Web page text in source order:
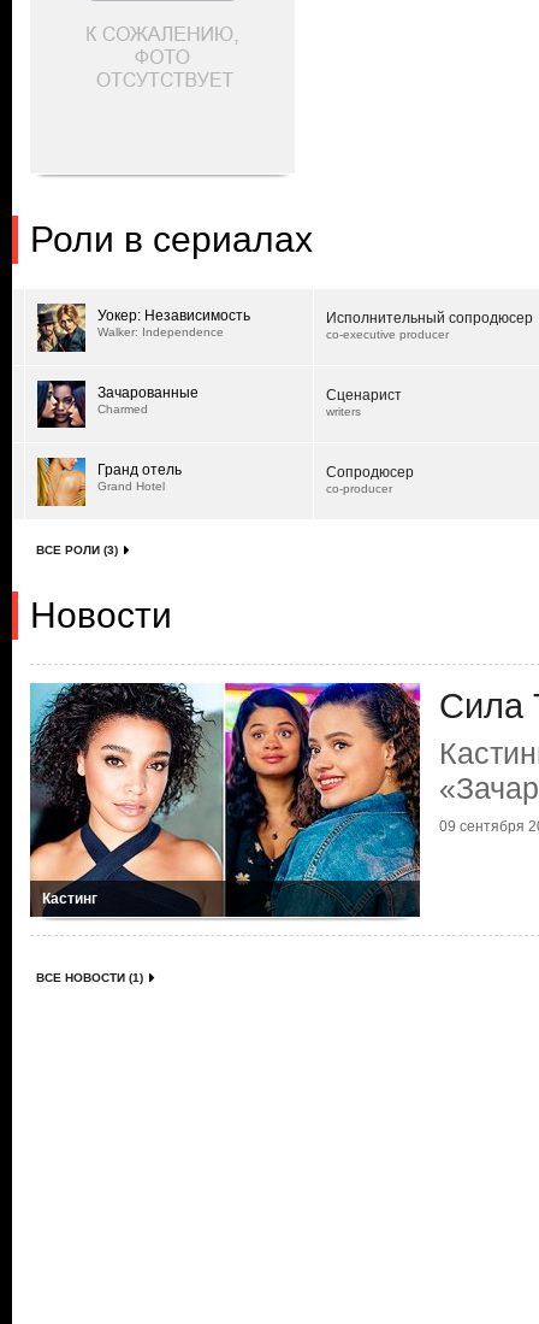
Роли в сериалах
Уокер: Независимость
Walker: Independence
Исполнительный сопродюсер
co-executive producer
Зачарованные
Charmed
Сценарист
writers
Гранд отель
Grand Hotel
Сопродюсер
co-producer
ВСЕ РОЛИ (3)
Новости
Кастинг
Сила
09 сентября
ВСЕ НОВОСТИ (1)